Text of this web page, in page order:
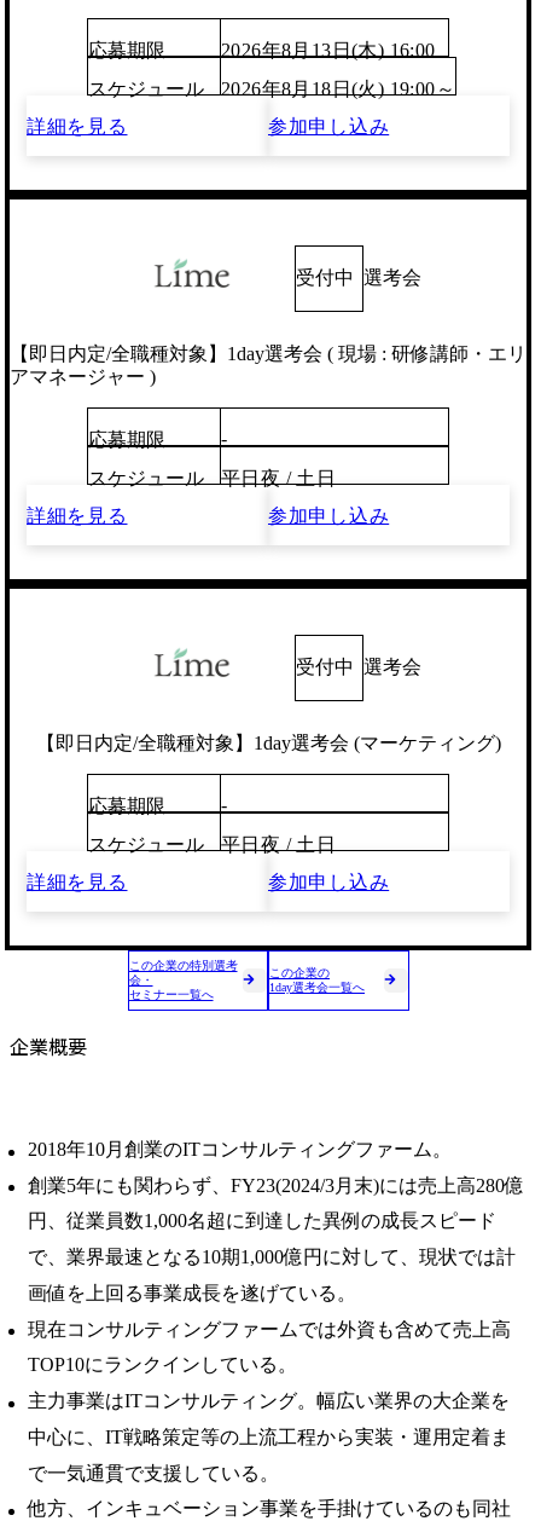
応募期限
2026年8月13日(木) 16:00
スケジュール
2026年8月18日(火) 19:00～
詳細を見る
参加申し込み
受付中 選考会
【即日内定/全職種対象】1day選考会 ( 現場 : 研修講師・エリ
アマネージャー )
応募期限
-
スケジュール
平日夜 / 土日
詳細を見る
参加申し込み
受付中 選考会
【即日内定/全職種対象】1day選考会 (マーケティング)
応募期限
-
スケジュール
平日夜 / 土日
詳細を見る
参加申し込み
この企業の特別選考
会・
セミナー一覧へ
この企業の
1day選考会一覧へ
企業概要
2018年10月創業のITコンサルティングファーム。
創業5年にも関わらず、FY23(2024/3月末)には売上高280億
円、従業員数1,000名超に到達した異例の成長スピード
で、業界最速となる10期1,000億円に対して、現状では計
画値を上回る事業成⻑を遂げている。
現在コンサルティングファームでは外資も含めて売上高
TOP10にランクインしている。
主力事業はITコンサルティング。幅広い業界の大企業を
中心に、IT戦略策定等の上流工程から実装・運用定着ま
で一気通貫で支援している。
他方、インキュベーション事業を手掛けているのも同社